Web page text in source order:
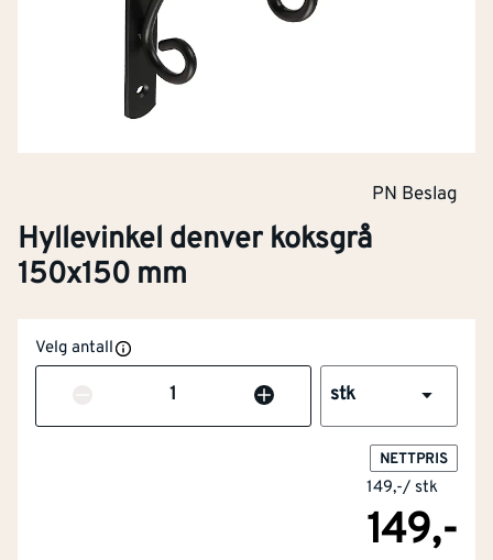
PN Beslag
Hyllevinkel denver koksgrå
150x150 mm
Velg antall
Antall stk
NETTPRIS
149,-/ stk
149,-